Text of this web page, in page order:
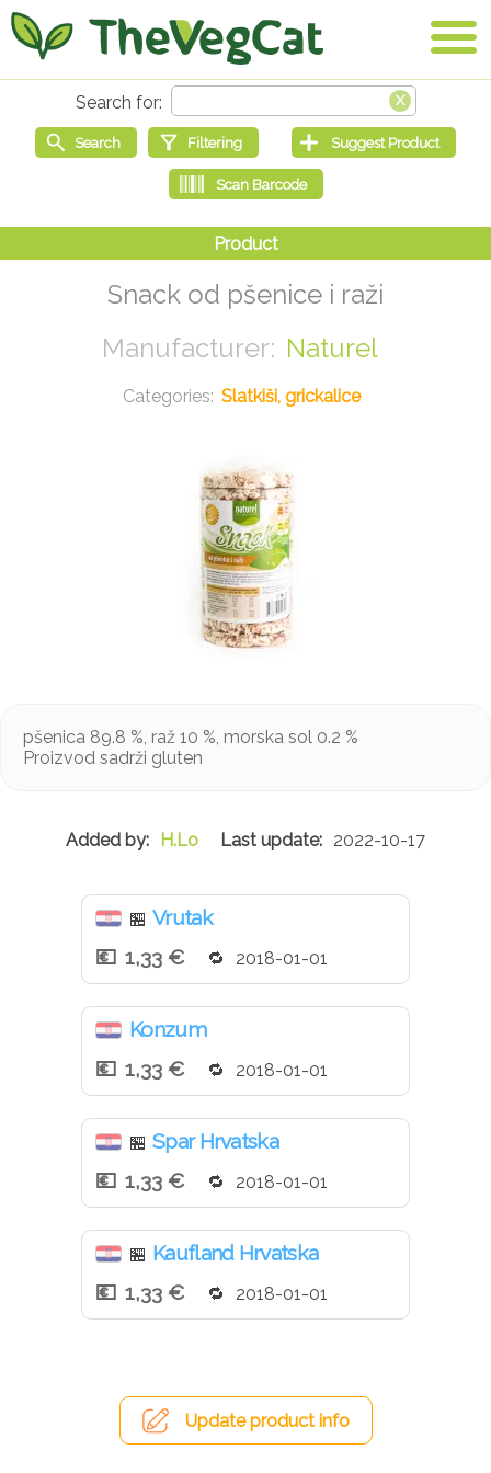
Snack od pšenice i raži
Naturel
Slatkiši, grickalice
pšenica 89.8 %, raž 10 %, morska sol 0.2 %
Proizvod sadrži gluten
H.Lo 2022-10-17
🏪 Vrutak
1,33 €
2018-01-01
Konzum
1,33 €
2018-01-01
🏪 Spar Hrvatska
1,33 €
2018-01-01
🏪 Kaufland Hrvatska
1,33 €
2018-01-01
Update product info